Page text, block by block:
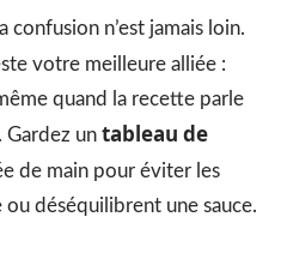
n’est jamais loin.
votre meilleure alliée :
quand la recette parle
. Gardez un tableau de
de main pour éviter les
déséquilibrent une sauce.